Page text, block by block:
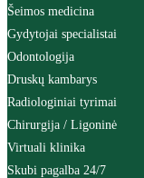
Šeimos medicina
Gydytojai specialistai
Odontologija
Druskų kambarys
Radiologiniai tyrimai
Chirurgija / Ligoninė
Virtuali klinika
Skubi pagalba 24/7